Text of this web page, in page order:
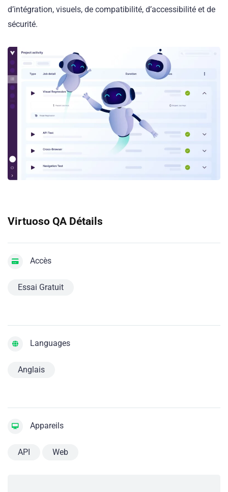
d’intégration, visuels, de compatibilité, d’accessibilité et de
sécurité.
Virtuoso QA Détails
Accès
Essai Gratuit
Languages
Anglais
Appareils
API Web